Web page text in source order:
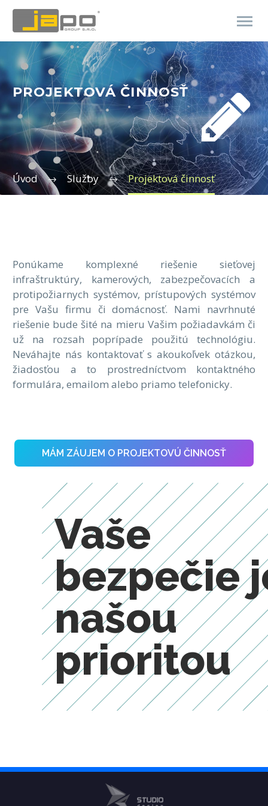


PROJEKTOVÁ ČINNOSŤ
Úvod Služby Projektová činnosť
Ponúkame komplexné riešenie sieťovej
infraštruktúry, kamerových, zabezpečovacích a
protipožiarnych systémov, prístupových systémov
pre Vašu firmu či domácnosť. Nami navrhnuté
riešenie bude šité na mieru Vašim požiadavkám či
už na rozsah poprípade použitú technológiu.
Neváhajte nás kontaktovať s akoukoľvek otázkou,
žiadosťou a to prostredníctvom kontaktného
formulára, emailom alebo priamo telefonicky.
MÁM ZÁUJEM O PROJEKTOVÚ ČINNOSŤ
Vaše
bezpečie
našou
prioritou